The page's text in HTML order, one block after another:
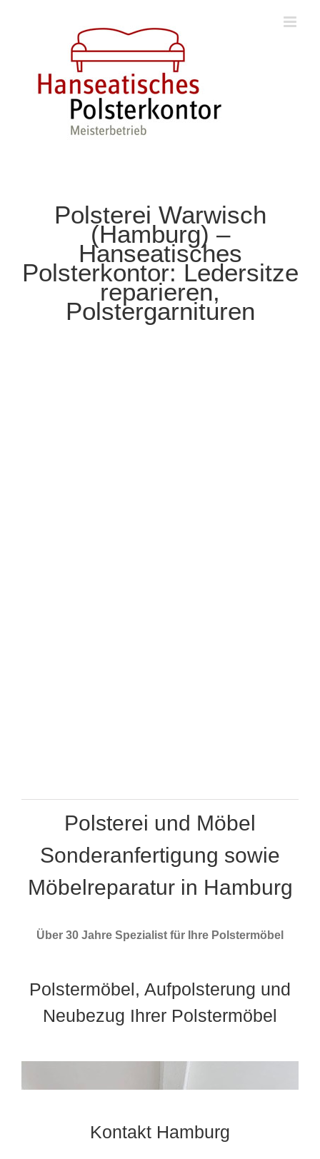
Polsterei Warwisch
(Hamburg) –
Hanseatisches
Polsterkontor: Ledersitze
reparieren,
Polstergarnituren
Polsterei und Möbel
Sonderanfertigung sowie
Möbelreparatur in Hamburg
Über 30 Jahre Spezialist für Ihre Polstermöbel
Polstermöbel, Aufpolsterung und
Neubezug Ihrer Polstermöbel
Kontakt Hamburg